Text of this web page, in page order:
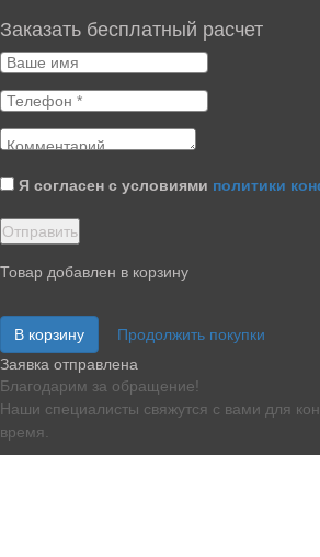
Заказать бесплатный расчет
Я согласен с условиями политики
Товар добавлен в корзину
В корзину
Продолжить покупки
Заявка отправлена
Благодарим за обращение!
Наши специалисты свяжутся с вами для
время.